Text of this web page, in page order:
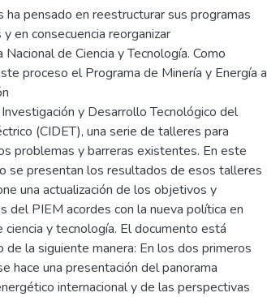
ha pensado en reestructurar sus programas
y en consecuencia reorganizar
de Ciencia y Tecnología. Como
proceso el Programa de Minería y Energía
y Desarrollo Tecnológico del
(CIDET), una serie de talleres para
problemas y barreras existentes. En este
se presentan los resultados de esos talleres
una actualización de los objetivos y
del PIEM acordes con la nueva política en
ciencia y tecnología. El documento está
de la siguiente manera: En los dos primeros
hace una presentación del panorama
internacional y de las perspectivas